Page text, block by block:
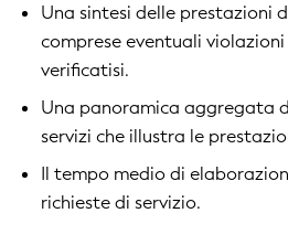
Una sintesi delle prestazioni
comprese eventuali
verificatisi.
Una panoramica aggregata
servizi che illustra le
Il tempo medio di
richieste di servizio.